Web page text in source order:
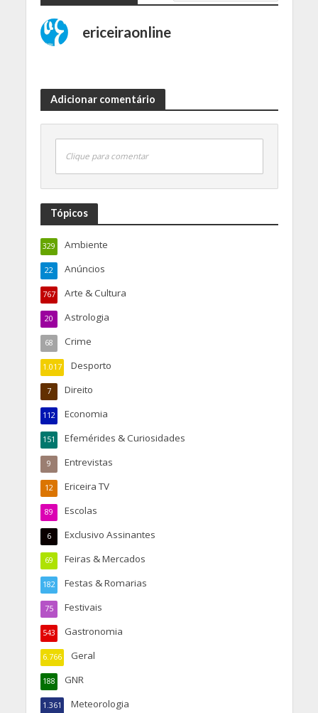
ericeiraonline
Adicionar comentário
Clique para comentar
Tópicos
Ambiente
329
Anúncios
22
Arte & Cultura
767
Astrologia
20
Crime
68
Desporto
1.017
Direito
7
Economia
112
Efemérides & Curiosidades
151
Entrevistas
9
Ericeira TV
12
Escolas
89
Exclusivo Assinantes
6
Feiras & Mercados
69
Festas & Romarias
182
Festivais
75
Gastronomia
543
Geral
6.766
GNR
188
Meteorologia
1.361